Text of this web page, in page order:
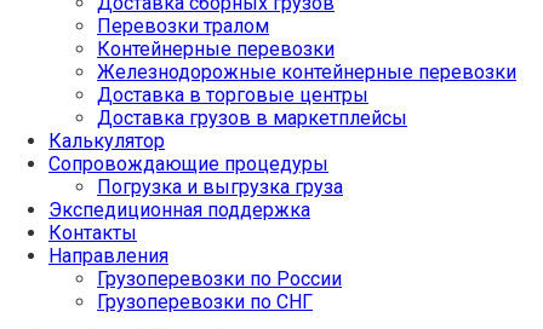
Перевозки тралом
Контейнерные перевозки
Железнодорожные контейнерные перевозки
Доставка в торговые центры
Доставка грузов в маркетплейсы
Калькулятор
Сопровождающие процедуры
Погрузка и выгрузка груза
Экспедиционная поддержка
Контакты
Направления
Грузоперевозки по России
Грузоперевозки по СНГ